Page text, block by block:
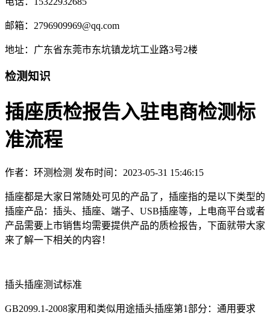
邮箱：2796909969@qq.com
地址：广东省东莞市东坑镇龙坑工业路3号2楼
检测知识
插座质检报告入驻电商检测标
准流程
作者：环测检测 发布时间：2023-05-31 15:46:15
插座都是大家日常随处可见的产品了，插座指的是以下类型的
插座产品：插头、插座、端子、USB插座等，上电商平台或者
产品需要上市销售均需要提供产品的质检报告，下面就带大家
来了解一下相关的内容！
插头插座测试标准
GB2099.1-2008家用和类似用途插头插座第1部分：通用要求